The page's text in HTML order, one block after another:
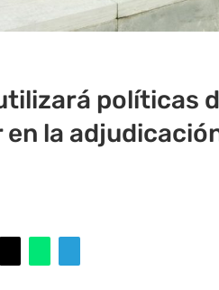
políticas
en la